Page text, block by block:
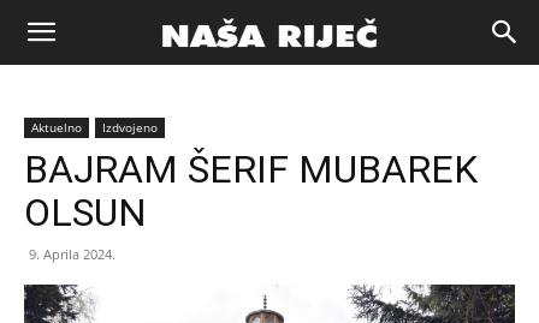
Naša
riječ
Aktuelno Izdvojeno
BAJRAM ŠERIF MUBAREK
OLSUN
9. Aprila 2024.